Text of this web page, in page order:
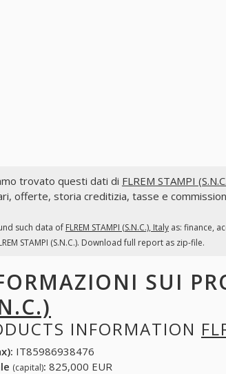
trovato questi dati di FLREM STAMPI
offerte, storia creditizia, tasse e
such data of FLREM STAMPI (S.N.C.), Italyas: finance,
STAMPI (S.N.C.). Download full report as zip-file.
SUI
INFORMATION
IT85986938476
(capital): 825,000 EUR